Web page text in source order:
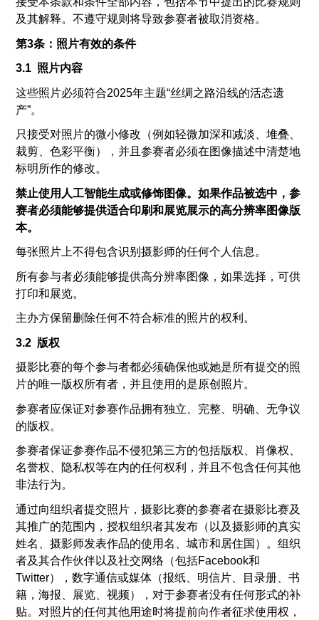
及其解释。不遵守规则将导致参赛者被取消资格。
第3条：照片有效的条件
3.1 照片内容
这些照片必须符合2025年主题“丝绸之路沿线的活态遗
产”。
只接受对照片的微小修改（例如轻微加深和减淡、堆叠、
裁剪、色彩平衡），并且参赛者必须在图像描述中清楚地
标明所作的修改。
禁止使用人工智能生成或修饰图像。如果作品被选中，参
赛者必须能够提供适合印刷和展览展示的高分辨率图像版
本。
每张照片上不得包含识别摄影师的任何个人信息。
所有参与者必须能够提供高分辨率图像，如果选择，可供
打印和展览。
主办方保留删除任何不符合标准的照片的权利。
3.2 版权
摄影比赛的每个参与者都必须确保他或她是所有提交的照
片的唯一版权所有者，并且使用的是原创照片。
参赛者应保证对参赛作品拥有独立、完整、明确、无争议
的版权。
参赛者保证参赛作品不侵犯第三方的包括版权、肖像权、
名誉权、隐私权等在内的任何权利，并且不包含任何其他
非法行为。
通过向组织者提交照片，摄影比赛的参赛者在摄影比赛及
其推广的范围内，授权组织者其发布（以及摄影师的真实
姓名、摄影师发表作品的使用名、城市和居住国）。组织
者及其合作伙伴以及社交网络（包括Facebook和
Twitter），数字通信或媒体（报纸、明信片、目录册、书
籍，海报、展览、视频），对于参赛者没有任何形式的补
贴。对照片的任何其他用途时将提前向作者征求使用权，